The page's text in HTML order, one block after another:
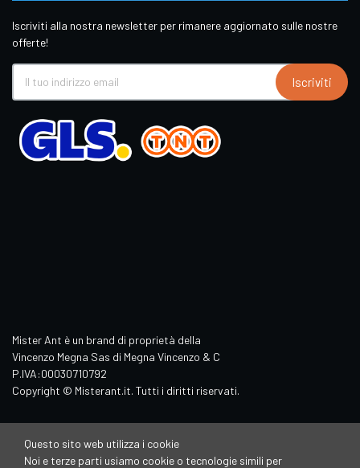
Iscriviti alla nostra newsletter per rimanere aggiornato sulle nostre
offerte!
Iscriviti
Mister Ant è un brand di proprietà della
Vincenzo Megna Sas di Megna Vincenzo & C
P.IVA:00030710792
Copyright © Misterant.it. Tutti i diritti riservati.
Questo sito web utilizza i cookie
Noi e terze parti usiamo cookie o tecnologie simili per